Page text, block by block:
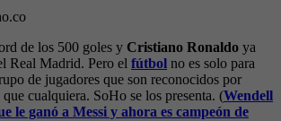
de los 500 goles y Cristiano Ronaldo ya
Real Madrid. Pero el fútbol no es solo para
de jugadores que son reconocidos por
cualquiera. SoHo se los presenta. (Wendell
le ganó a Messi y ahora es campeón de